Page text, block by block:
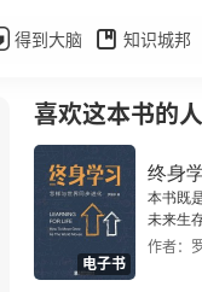
得到大脑 知识城邦
喜欢这本书的
电子书
终身
本书既
未来生
作者：